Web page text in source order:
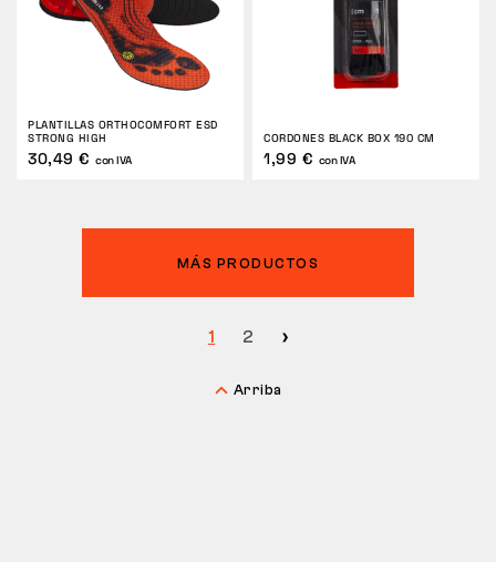
PLANTILLAS ORTHOCOMFORT ESD
STRONG HIGH
30,49 € con IVA
CORDONES BLACK BOX 190 CM
1,99 € con IVA
MÁS PRODUCTOS
1 2
Arriba